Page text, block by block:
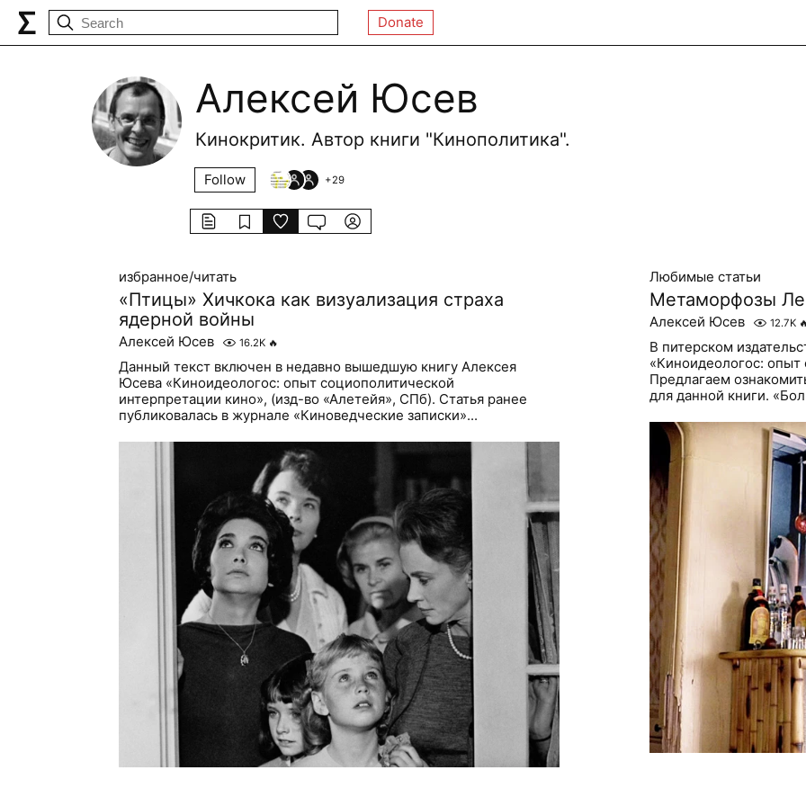
Donate
Алексей Юсев
Кинокритик. Автор книги "Кинополитика".
Follow +29
избранное/читать
«Птицы» Хичкока как визуализация страха
ядерной войны
Алексей Юсев 16.2K 🔥
Данный текст включен в недавно вышедшую книгу Алексея
Юсева «Киноидеологос: опыт социополитической
интерпретации кино», (изд-во «Алетейя», СПб). Статья ранее
публиковалась в журнале «Киноведческие записки»...
Любимые статьи
Метаморфозы
Алексей Юсев 12.7K
В питерском
«Киноидеологос: опыт
Предлагаем
для данной книги.